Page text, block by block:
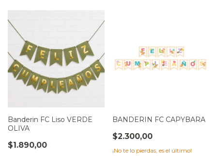
Banderin FC Liso VERDE
OLIVA
$1.890,00
BANDERIN FC CAPYBARA
$2.300,00
¡No te lo pierdas, es el último!